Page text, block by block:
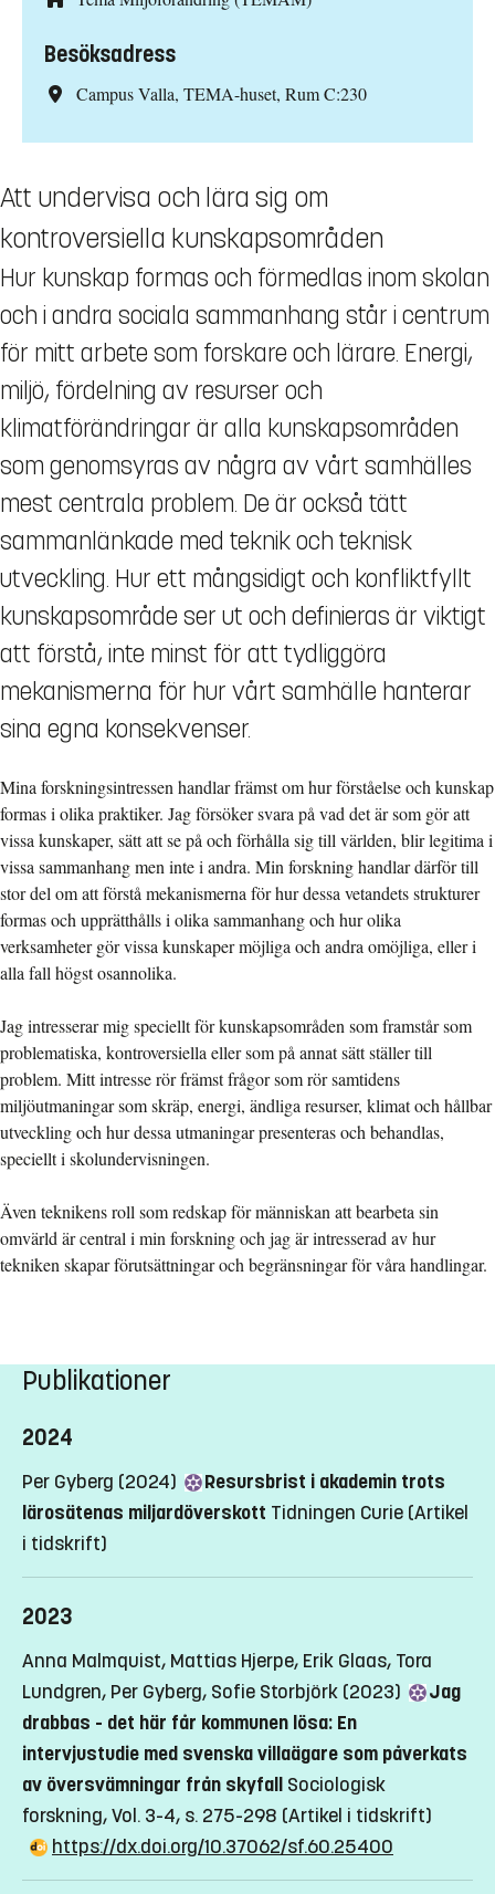
Besöksadress
Campus Valla, TEMA-huset, Rum C:230
Att undervisa och lära sig om
kontroversiella kunskapsområden
Hur kunskap formas och förmedlas inom skolan
och i andra sociala sammanhang står i centrum
för mitt arbete som forskare och lärare. Energi,
miljö, fördelning av resurser och
klimatförändringar är alla kunskapsområden
som genomsyras av några av vårt samhälles
mest centrala problem. De är också tätt
sammanlänkade med teknik och teknisk
utveckling. Hur ett mångsidigt och konfliktfyllt
kunskapsområde ser ut och definieras är viktigt
att förstå, inte minst för att tydliggöra
mekanismerna för hur vårt samhälle hanterar
sina egna konsekvenser.
Mina forskningsintressen handlar främst om hur förståelse och kunskap
formas i olika praktiker. Jag försöker svara på vad det är som gör att
vissa kunskaper, sätt att se på och förhålla sig till världen, blir legitima i
vissa sammanhang men inte i andra. Min forskning handlar därför till
stor del om att förstå mekanismerna för hur dessa vetandets strukturer
formas och upprätthålls i olika sammanhang och hur olika
verksamheter gör vissa kunskaper möjliga och andra omöjliga, eller i
alla fall högst osannolika.
Jag intresserar mig speciellt för kunskapsområden som framstår som
problematiska, kontroversiella eller som på annat sätt ställer till
problem. Mitt intresse rör främst frågor som rör samtidens
miljöutmaningar som skräp, energi, ändliga resurser, klimat och hållbar
utveckling och hur dessa utmaningar presenteras och behandlas,
speciellt i skolundervisningen.
Även teknikens roll som redskap för människan att bearbeta sin
omvärld är central i min forskning och jag är intresserad av hur
tekniken skapar förutsättningar och begränsningar för våra handlingar.
Publikationer
2024
Per Gyberg (2024)
Resursbrist i akademin trots
lärosätenas miljardöverskott Tidningen Curie (Artikel
i tidskrift)
2023
Anna Malmquist, Mattias Hjerpe, Erik Glaas, Tora
Lundgren, Per Gyberg, Sofie Storbjörk (2023)
Jag
drabbas - det här får kommunen lösa: En
intervjustudie med svenska villaägare som påverkats
av översvämningar från skyfall Sociologisk
forskning, Vol. 3-4, s. 275-298 (Artikel i tidskrift)
https://dx.doi.org/10.37062/sf.60.25400